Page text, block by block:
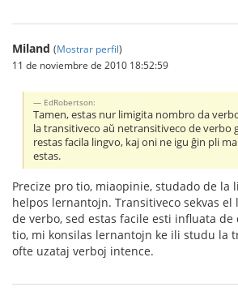
Miland (Mostrar perfil)
11 de noviembre de 2010 18:52:59
EdRobertson:
Tamen, estas nur limigita nombro da
la transitiveco aŭ netransitiveco de verbo
restas facila lingvo, kaj oni ne igu ĝin pli
estas.
Precize pro tio, miaopinie, studado de la
helpos lernantojn. Transitiveco sekvas
de verbo, sed estas facile esti influata de
tio, mi konsilas lernantojn ke ili studu la
ofte uzataj verboj intence.